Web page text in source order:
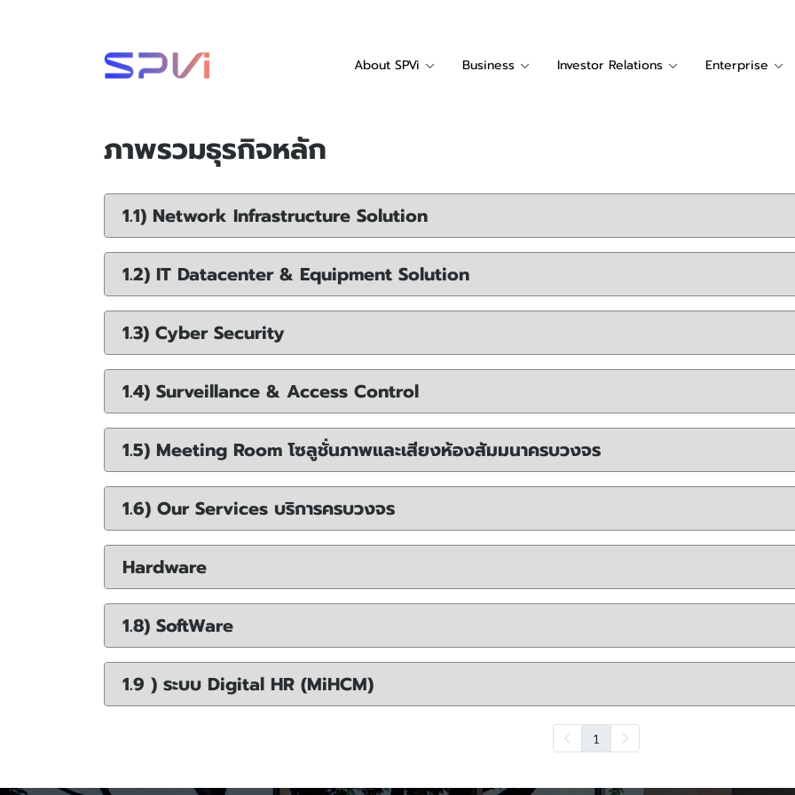
About SPVi Business Investor Relations Enterprise
ภาพรวมธุรกิจหลัก
1.1) Network Infrastructure Solution
1.2) IT Datacenter & Equipment Solution
1.3) Cyber Security
1.4) Surveillance & Access Control
1.5) Meeting Room โซลูชั่นภาพและเสียงห้องสัมมนาครบวงจร
1.6) Our Services บริการครบวงจร
Hardware
1.8) SoftWare
1.9 ) ระบบ Digital HR (MiHCM)
1